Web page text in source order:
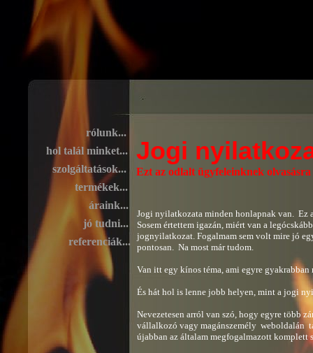
rólunk...
Jogi nyilatkozata minden honlapnak van.  Ez
Sosem értettem igazán, miért van a
jognyilatkozat. Fogalmam sem volt mire jó
pontosan. Na most már tudom.
Van itt egy kínos téma, ami egyre
És hát hol is lenne jobb helyen, mint a jogi
Nevezetesen arról van szó, hogy egyre több
vállalkozó vagy magánszemély  weboldalán
újabban az általam megfogalmazott komplett
Ezt az odlalt ügyfeleinknek
szolgáltatások...
áraink...
hol talál minket...
termékek...
referenciák...
Jogi
jó tudni...